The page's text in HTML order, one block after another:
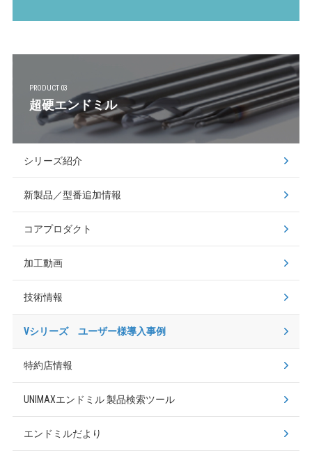
PRODUCT 03
超硬エンドミル
シリーズ紹介
新製品／型番追加情報
コアプロダクト
加工動画
技術情報
Vシリーズ ユーザー様導入事例
特約店情報
UNIMAXエンドミル製品検索ツール
エンドミルだより